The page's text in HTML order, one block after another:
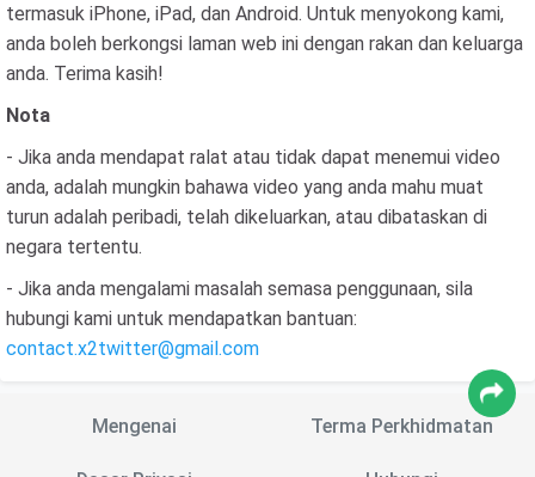
termasuk iPhone, iPad, dan Android. Untuk menyokong kami,
anda boleh berkongsi laman web ini dengan rakan dan keluarga
anda. Terima kasih!
Nota
- Jika anda mendapat ralat atau tidak dapat menemui video
anda, adalah mungkin bahawa video yang anda mahu muat
turun adalah peribadi, telah dikeluarkan, atau dibataskan di
negara tertentu.
- Jika anda mengalami masalah semasa penggunaan, sila
hubungi kami untuk mendapatkan bantuan:
contact.x2twitter@gmail.com
Mengenai Terma Perkhidmatan